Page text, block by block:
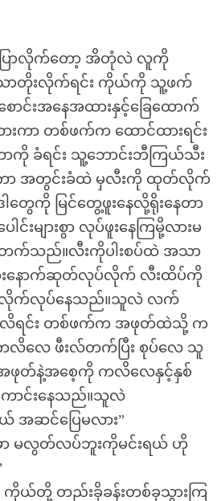
ြောလိုက်တော့ အိတုံလဲ လူကို
သာတိုးလိုက်ရင်း ကိုယ်ကို သူ့ဖက်
င်းအနေအထားနှင့်ခြေထောက်
းကာ တစ်ဖက်က ထောင်ထားရင်း
ခံရင်း သူ့ဘောင်းဘီကြယ်သီး
ာ အတွင်းခံထဲ မှလီးကို ထုတ်လိုက်
ေကို မြင်တွေ့ဖူးနေလို့ရိုးနေတာ
းများစွာ လုပ်ဖူးနေကြမို့လားမ
တက်သည်။လီးကိုပါးစပ်ထဲ အသာ
နောက်ဆုတ်လုပ်လိုက် လီးထိပ်ကို
လိုက်လုပ်နေသည်။သူလဲ လက်
ရင်း တစ်ဖက်က အဖုတ်ထဲသို့ က
လေ ဖီးလ်တက်ပြီး စုပ်လေ သူ
တ်နဲ့အစေ့ကို ကလိလေနှင့်နှစ်
ောင်းနေသည်။သူလဲ
အဆင်ပြေမလား”
ါ်မှာ မလွတ်လပ်ဘူးကိုမင်းရယ် ဟို
ကိုယ်တို့ တည်းခိုခန်းတစ်ခုသွားကြ